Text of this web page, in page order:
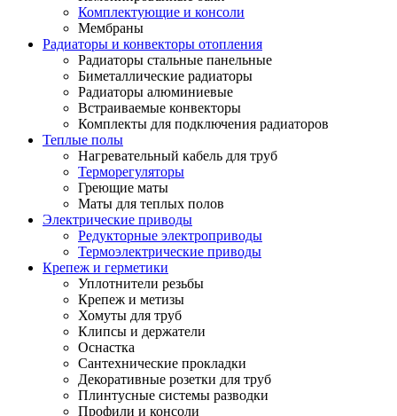
Комплектующие и консоли
Мембраны
Радиаторы и конвекторы отопления
Радиаторы стальные панельные
Биметаллические радиаторы
Радиаторы алюминиевые
Встраиваемые конвекторы
Комплекты для подключения радиаторов
Теплые полы
Нагревательный кабель для труб
Терморегуляторы
Греющие маты
Маты для теплых полов
Электрические приводы
Редукторные электроприводы
Термоэлектрические приводы
Крепеж и герметики
Уплотнители резьбы
Крепеж и метизы
Хомуты для труб
Клипсы и держатели
Оснастка
Сантехнические прокладки
Декоративные розетки для труб
Плинтусные системы разводки
Профили и консоли